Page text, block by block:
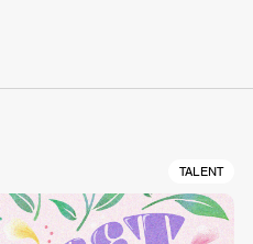
TALENT